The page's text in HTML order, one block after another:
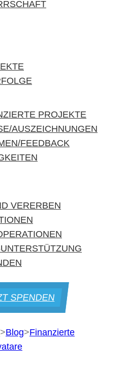
PROJEKTE
AUSZEICHNUNGEN
FEEDBACK
VERERBEN
SPENDEN
>Blog>Finanzierte